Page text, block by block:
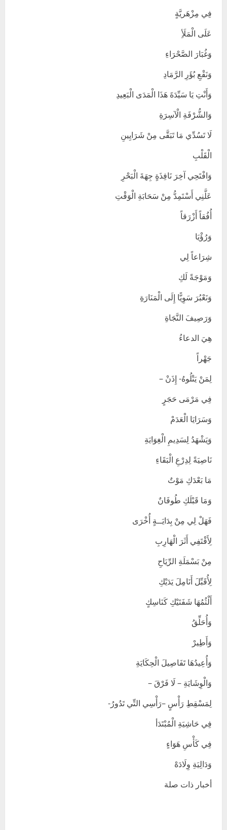
فِي مِزْهَريَّةٍ
عَلَى الْمَلَأِ
وَغُبَارَ الصَّحْرَاءِ
وَنَقْعِ بُؤَرِ الرَّمَادِ
وَأَنْتِ يَا سَيِّدَةَ هَذَا الْمَدَى الْبَعِيدِ
وَالشُّرْفَةِ الْآسِرَةِ
لَا تَسُدِّي مَا تَبَقَّى مِنْ شَرَايِينِ
الْقَلْبِ
وَافْتَحِي آخِرَ نَافِذَةٍ جِهَةَ الْبَحْرِ
عَلَّنِي أَسْتَمِدُّ مِنْ سَحَابَةِ الْوَقْتِ
أُفُقاً أَزْرَقاً
وَرُؤْيَا
شِرَاعاً لِي
وَمَوْجَةً لَكِ
وَنَعْبُرَ سَوِيًّا إِلَى الْمَنَارَةِ
وَرَصِيفَ النَّجَاةِ
هِيَ الدعاءُ
جَهْراً
لِمَنْ يَتْلُوهُ- إِذَنْ –
فِي مَرْمَى حَجَرٍ
وَسَرَايَا الْعَدَمْ
وَيَشْهَدُ لِسَدِيمِ الْغِوَايَةِ
نَاصِيَةً لِدِرْعِ الْبَقَاءِ
مَا بَعْدَكِ مَوْتٌ
وَمَا قَبْلَكِ طُوفَانٌ
فَهَلْ لِي مِنْ بِدَايَــةٍ أُخْرَى
لِأَقْتَفِي أَثَرَ الْهَارِبِ
مِنْ بَسْمَلَةِ الرِّيَاحِ
لِأُقَبِّلَ أَنَامِلَ يَدَيْكِ
أَلْثُمُهَا شَفَتَيْكِ كَنَاسِكٍ
وَأُحَلِّقُ
وَأَطِيرْ
وَأُعِيدُهَا تَفَاصِيلَ الْحِكَايَةِ
وَالْوِشَايَةِ – لَا فَرْقَ –
لِمَسْقِطِ رَأْسٍ –رَأْسِي التِّي تَدُورُ-
فِي حَاشِيَةِ الْمُبْتَدَأ
فِي كَأْسِ هَوَاءٍ
وَدَالِيَةِ وِلَادَهْ
أخبار ذات صلة